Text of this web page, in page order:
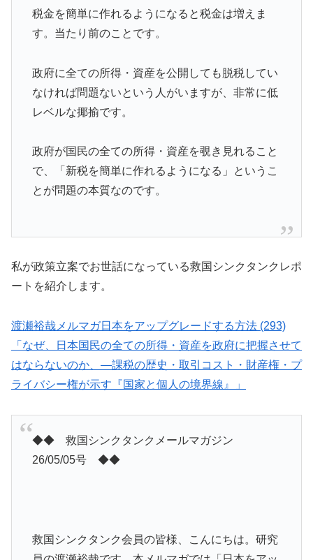
税金を簡単に作れるようになると税金は増えま
す。当たり前のことです。
政府に全ての所得・資産を公開しても脱税してい
なければ問題ないという人がいますが、非常に低
レベルな揶揄です。
政府が国民の全ての所得・資産を覗き見れること
で、「新税を簡単に作れるようになる」というこ
とが問題の本質なのです。
私が政策立案でお世話になっている救国シンクタンクレポ
ートを紹介します。
渡瀬裕哉メルマガ日本をアップグレードする方法 (293)
「なぜ、日本国民の全ての所得・資産を政府に把握させて
はならないのか、―課税の歴史・取引コスト・財産権・プ
ライバシー権が示す『国家と個人の境界線』」
◆◆ 救国シンクタンクメールマガジン
26/05/05号 ◆◆
救国シンクタンク会員の皆様、こんにちは。研究